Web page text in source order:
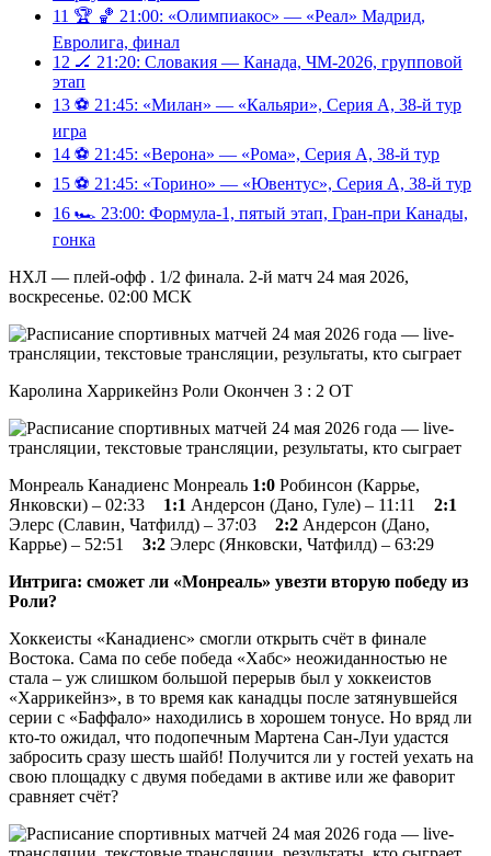
11 🏆 🏀 21:00: «Олимпиакос» — «Реал» Мадрид,
Евролига, финал
12 🏒 21:20: Словакия — Канада, ЧМ-2026, групповой
этап
13 ⚽️ 21:45: «Милан» — «Кальяри», Серия А, 38-й тур
игра
14 ⚽️ 21:45: «Верона» — «Рома», Серия А, 38-й тур
15 ⚽️ 21:45: «Торино» — «Ювентус», Серия А, 38-й тур
16 🏎 23:00: Формула-1, пятый этап, Гран-при Канады,
гонка
НХЛ — плей-офф . 1/2 финала. 2-й матч 24 мая 2026,
воскресенье. 02:00 МСК
Каролина Харрикейнз Роли Окончен 3 : 2 ОТ
Монреаль Канадиенс Монреаль 1:0 Робинсон (Каррье,
Янковски) – 02:33 1:1 Андерсон (Дано, Гуле) – 11:11 2:1
Элерс (Славин, Чатфилд) – 37:03 2:2 Андерсон (Дано,
Каррье) – 52:51 3:2 Элерс (Янковски, Чатфилд) – 63:29
Интрига: сможет ли «Монреаль» увезти вторую победу из
Роли?
Хоккеисты «Канадиенс» смогли открыть счёт в финале
Востока. Сама по себе победа «Хабс» неожиданностью не
стала – уж слишком большой перерыв был у хоккеистов
«Харрикейнз», в то время как канадцы после затянувшейся
серии с «Баффало» находились в хорошем тонусе. Но вряд ли
кто-то ожидал, что подопечным Мартена Сан-Луи удастся
забросить сразу шесть шайб! Получится ли у гостей уехать на
свою площадку с двумя победами в активе или же фаворит
сравняет счёт?